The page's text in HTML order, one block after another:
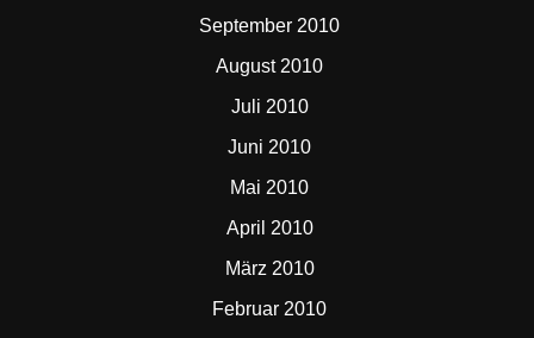
September 2010
August 2010
Juli 2010
Juni 2010
Mai 2010
April 2010
März 2010
Februar 2010